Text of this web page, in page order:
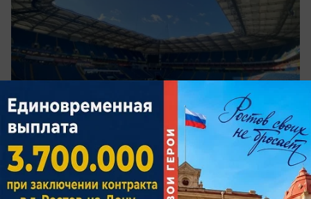
сегодня в 13:00
Происшествия
Врачи спасли ростовчанку, которую
укусил ядовитый паук